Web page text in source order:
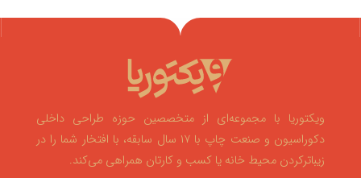
ویکتوریا با مجموعه‌ای از متخصصین حوزه طراحی داخلی
دکوراسیون و صنعت چاپ با ۱۷ سال سابقه، با افتخار شما را در
زیباترکردن محیط خانه یا کسب و کارتان همراهی می‌کند.